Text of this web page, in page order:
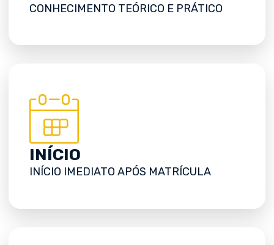
CONHECIMENTO TEÓRICO E PRÁTICO
INÍCIO
INÍCIO IMEDIATO APÓS MATRÍCULA